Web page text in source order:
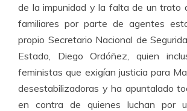
de la impunidad y la falta de un trato
familiares por parte de agentes
propio Secretario Nacional de
Estado, Diego Ordóñez, quien
feministas que exigían justicia para
desestabilizadoras y ha apuntalado
en contra de quienes luchan por